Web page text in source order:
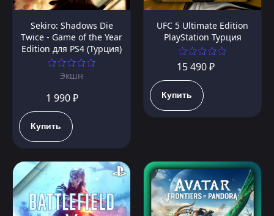
Sekiro: Shadows Die
Twice - Game of the Year
Edition для PS4 (Турция)
Экшн
1 990 ₽
Купить
UFC 5 Ultimate Edition
PlayStation Турция
15 490 ₽
Купить